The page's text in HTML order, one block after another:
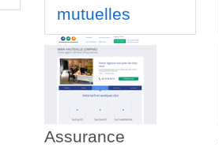
mutuelles
Assurance